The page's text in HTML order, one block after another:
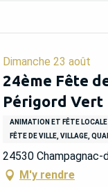
Dimanche 23 août
24ème Fête
Périgord Vert
ANIMATION ET FÊTE LOCALE
FÊTE DE VILLE, VILLAGE,
24530 Champagnac-
M'y rendre